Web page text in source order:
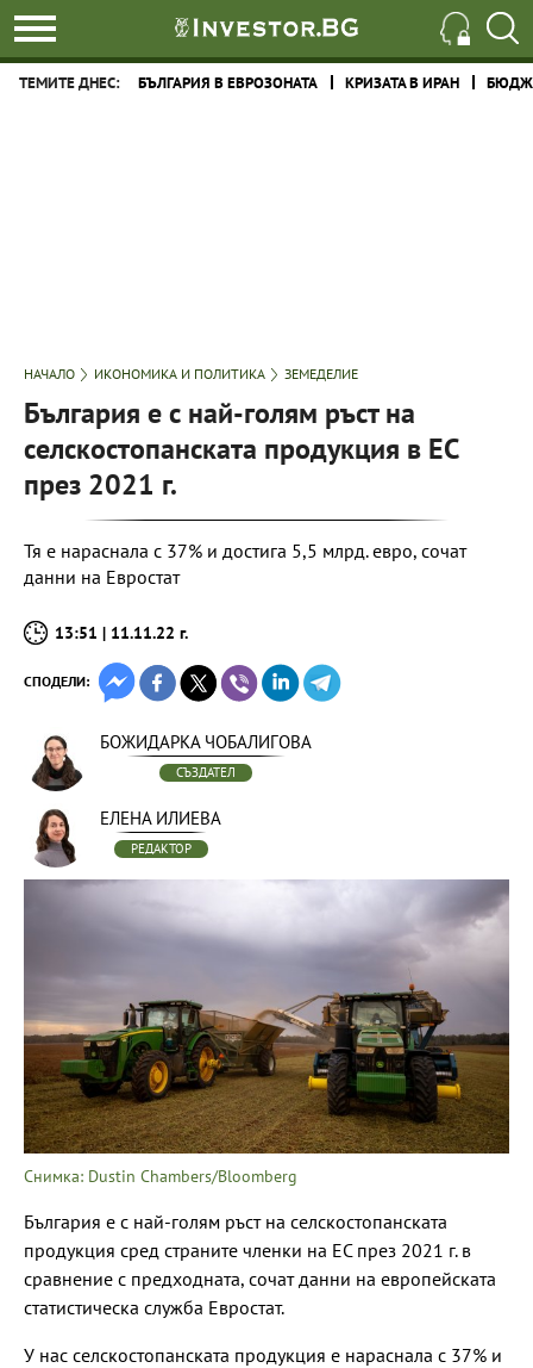
ТЕМИТЕ ДНЕС: БЪЛГАРИЯ В ЕВРОЗОНАТА КРИЗАТА В ИРАН
НАЧАЛО ИКОНОМИКА И ПОЛИТИКА ЗЕМЕДЕЛИЕ
България е с най-голям ръст на
селскостопанската продукция в ЕС
през 2021 г.
Тя е нараснала с 37% и достига 5,5 млрд. евро, сочат
данни на Евростат
13:51 | 11.11.22 г.
СПОДЕЛИ:
БОЖИДАРКА ЧОБАЛИГОВА
СЪЗДАТЕЛ
ЕЛЕНА ИЛИЕВА
РЕДАКТОР
Снимка: Dustin Chambers/Bloomberg
България е с най-голям ръст на селскостопанската
продукция сред страните членки на ЕС през 2021 г. в
сравнение с предходната, сочат данни на европейската
статистическа служба Евростат.
У нас селскостопанската продукция е нараснала с 37% и